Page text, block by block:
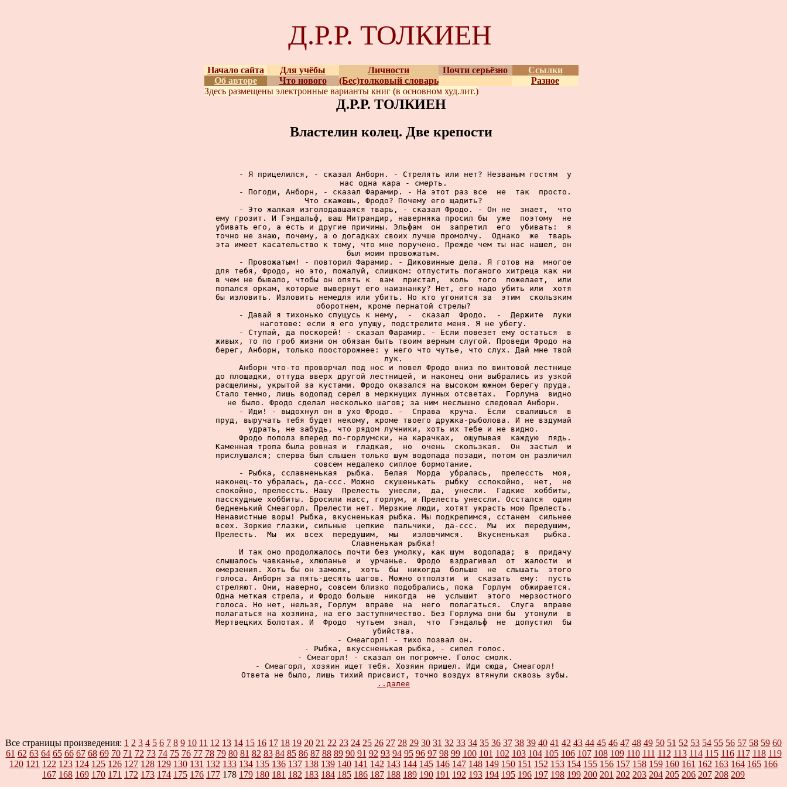
Д.Р.Р. ТОЛКИЕН
Начало сайта Для учёбы Личности Почти серьёзно
Ссылки
Об авторе
Что нового (Бес)толковый словарь
Разное
Здесь размещены электронные варианты книг (в основном худ.лит.)
Д.Р.Р. ТОЛКИЕН
Властелин колец. Две крепости
     - Я прицелился, - сказал Анборн. - Стрелять или нет? Незваным гостям  у
нас одна кара - смерть.
     - Погоди, Анборн, - сказал Фарамир. - На этот раз все  не  так  просто.
Что скажешь, Фродо? Почему его щадить?
     - Это жалкая изголодавшаяся тварь, - сказал Фродо. - Он не  знает,  что
ему грозит. И Гэндальф, ваш Митрандир, наверняка просил бы  уже  поэтому  не
убивать его, а есть и другие причины. Эльфам  он  запретил  его  убивать:  я
точно не знаю, почему, а о догадках своих лучше промолчу.  Однако  же  тварь
эта имеет касательство к тому, что мне поручено. Прежде чем ты нас нашел, он
был моим провожатым.
     - Провожатым! - повторил Фарамир. - Диковинные дела. Я готов на  многое
для тебя, Фродо, но это, пожалуй, слишком: отпустить поганого хитреца как ни
в чем не бывало, чтобы он опять к  вам  пристал,  коль  того  пожелает,  или
попался оркам, которые вывернут его наизнанку? Нет, его надо убить или  хотя
бы изловить. Изловить немедля или убить. Но кто угонится за  этим  скользким
оборотнем, кроме пернатой стрелы?
     - Давай я тихонько спущусь к нему,  -  сказал  Фродо.  -  Держите  луки
наготове: если я его упущу, подстрелите меня. Я не убегу.
     - Ступай, да поскорей! - сказал Фарамир. - Если повезет ему остаться  в
живых, то по гроб жизни он обязан быть твоим верным слугой. Проведи Фродо на
берег, Анборн, только поосторожнее: у него что чутье, что слух. Дай мне твой
лук.
     Анборн что-то проворчал под нос и повел Фродо вниз по винтовой лестнице
до площадки, оттуда вверх другой лестницей, и наконец они выбрались из узкой
расщелины, укрытой за кустами. Фродо оказался на высоком южном берегу пруда.
Стало темно, лишь водопад серел в меркнущих лунных отсветах.  Горлума  видно
не было. Фродо сделал несколько шагов; за ним неслышно следовал Анборн.
     - Иди! - выдохнул он в ухо Фродо. -  Справа  круча.  Если  свалишься  в
пруд, выручать тебя будет некому, кроме твоего дружка-рыболова. И не вздумай
удрать, не забудь, что рядом лучники, хоть их тебе и не видно.
     Фродо пополз вперед по-горлумски, на карачках,  ощупывая  каждую  пядь.
Каменная тропа была ровная и  гладкая,  но  очень  скользкая.  Он  застыл  и
прислушался; сперва был слышен только шум водопада позади, потом он различил
совсем недалеко сиплое бормотание.
     - Рыбка, сславненькая  рыбка.  Белая  Морда  убралась,  прелессть  моя,
наконец-то убралась, да-ссс. Можно  скушенькать  рыбку  сспокойно,  нет,  не
спокойно, прелессть. Нашу  Прелесть  унесли,  да,  унесли.  Гадкие  хоббиты,
пасскудные хоббиты. Бросили насс, горлум, и Прелесть унессли. Осстался  один
бедненький Смеагорл. Прелести нет. Мерзкие люди, хотят украсть мою Прелесть.
Ненавистные воры! Рыбка, вкусненькая рыбка. Мы подкрепимся, сстанем  сильнее
всех. Зоркие глазки, сильные  цепкие  пальчики,  да-ссс.  Мы  их  передушим,
Прелесть.  Мы  их  всех  передушим,  мы   изловчимся.   Вкусненькая   рыбка.
Славненькая рыбка!
     И так оно продолжалось почти без умолку, как шум  водопада;  в  придачу
слышалось чавканье, хлюпанье  и  урчанье.  Фродо  вздрагивал  от  жалости  и
омерзения. Хоть бы он замолк,  хоть  бы  никогда  больше  не  слышать  этого
голоса. Анборн за пять-десять шагов. Можно отползти  и  сказать  ему:  пусть
стреляют. Они, наверно, совсем близко подобрались, пока  Горлум  обжирается.
Одна меткая стрела, и Фродо больше  никогда  не  услышит  этого  мерзостного
голоса. Но нет, нельзя, Горлум  вправе  на  него  полагаться.  Слуга  вправе
полагаться на хозяина, на его заступничество. Без Горлума они бы  утонули  в
Мертвецких Болотах. И  Фродо  чутьем  знал,  что  Гэндальф  не  допустил  бы
убийства.
     - Смеагорл! - тихо позвал он.
     - Рыбка, вкуссненькая рыбка, - сипел голос.
     - Смеагорл! - сказал он погромче. Голос смолк.
     - Смеагорл, хозяин ищет тебя. Хозяин пришел. Иди сюда, Смеагорл!
     Ответа не было, лишь тихий присвист, точно воздух втянули сквозь зубы.
..далее
Все страницы произведения: 1 2 3 4 5 6 7 8 9 10 11 12 13 14 15 16 17 18 19 20 21 22 23 24 25 26 27 28 29 30 31 32 33 34 35 36 37 38 39 40 41 42 43 44 45 46 47 48 49 50 51 52 53 54 55 56 57 58 59 60
61 62 63 64 65 66 67 68 69 70 71 72 73 74 75 76 77 78 79 80 81 82 83 84 85 86 87 88 89 90 91 92 93 94 95 96 97 98 99 100 101 102 103 104 105 106 107 108 109 110 111 112 113 114 115 116 117 118 119
120 121 122 123 124 125 126 127 128 129 130 131 132 133 134 135 136 137 138 139 140 141 142 143 144 145 146 147 148 149 150 151 152 153 154 155 156 157 158 159 160 161 162 163 164 165 166
167 168 169 170 171 172 173 174 175 176 177 178 179 180 181 182 183 184 185 186 187 188 189 190 191 192 193 194 195 196 197 198 199 200 201 202 203 204 205 206 207 208 209